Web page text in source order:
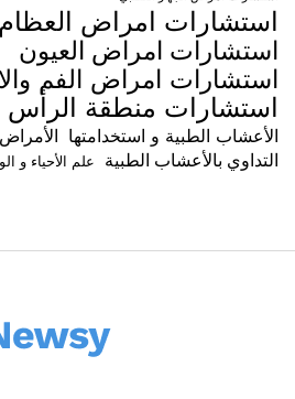
استشارات امراض
استشارات امراض العيون
استشارات امراض الفم
استشارات منطقة الرأس
الأعشاب الطبية و استخدامتها
التداوي بالأعشاب الطبية علم الأحياء و